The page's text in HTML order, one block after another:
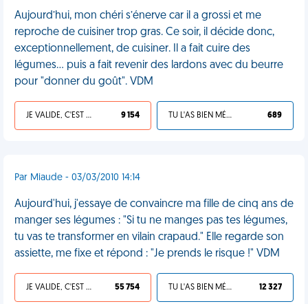
Aujourd’hui, mon chéri s’énerve car il a grossi et me
reproche de cuisiner trop gras. Ce soir, il décide donc,
exceptionnellement, de cuisiner. Il a fait cuire des
légumes… puis a fait revenir des lardons avec du beurre
pour "donner du goût". VDM
JE VALIDE, C'EST UNE VDM 9 154 TU L'AS BIEN MÉRITÉ 689
Par Miaude - 03/03/2010 14:14
Aujourd'hui, j'essaye de convaincre ma fille de cinq ans de
manger ses légumes : "Si tu ne manges pas tes légumes,
tu vas te transformer en vilain crapaud." Elle regarde son
assiette, me fixe et répond : "Je prends le risque !" VDM
JE VALIDE, C'EST UNE VDM 55 754 TU L'AS BIEN MÉRITÉ 12 327